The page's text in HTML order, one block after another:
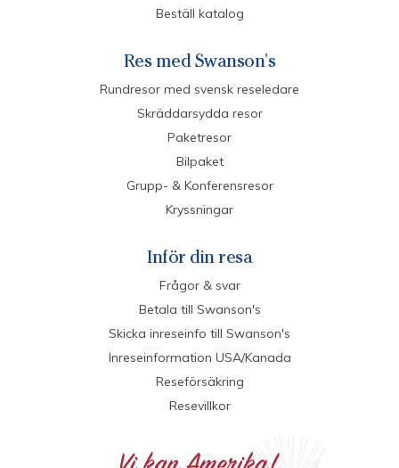
Beställ katalog
Res med Swanson's
Rundresor med svensk reseledare
Skräddarsydda resor
Paketresor
Bilpaket
Grupp- & Konferensresor
Kryssningar
Inför din resa
Frågor & svar
Betala till Swanson's
Skicka inreseinfo till Swanson's
Inreseinformation USA/Kanada
Reseförsäkring
Resevillkor